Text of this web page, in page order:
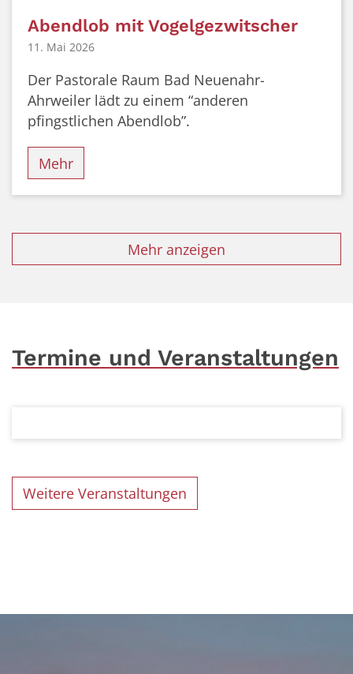
Abendlob mit Vogelgezwitscher
11. Mai 2026
Der Pastorale Raum Bad Neuenahr-
Ahrweiler lädt zu einem “anderen
pfingstlichen Abendlob”.
Mehr
Mehr anzeigen
Termine und Veranstaltungen
Weitere Veranstaltungen